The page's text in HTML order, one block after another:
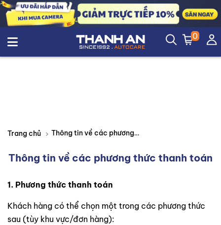
0
Trang chủ Thông tin về các phương thức thanh toán
Thông tin về các phương thức thanh toán
1. Phương thức thanh toán
Khách hàng có thể chọn một trong các phương thức
sau (tùy khu vực/đơn hàng):